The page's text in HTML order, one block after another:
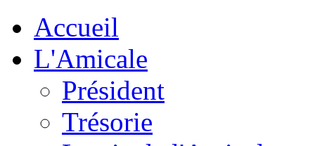
Accueil
L'Amicale
Président
Trésorie